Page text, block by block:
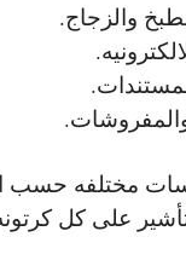
والزجاج.
مختلفه حسب
على كل